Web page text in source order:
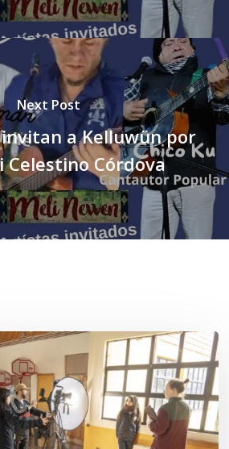
Next Post
invitan a Kelluwün por
Celestino Córdova